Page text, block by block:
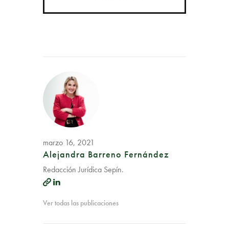
marzo 16, 2021
Alejandra Barreno Fernández
Redacción Jurídica Sepín.
Ver todas las publicaciones